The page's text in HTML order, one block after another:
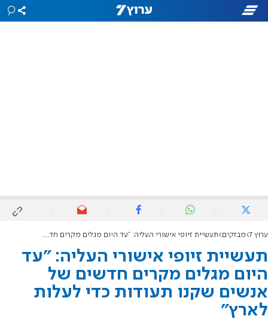
ערוץ 7 מבזקים תעשיית זיופי אישורי העליה: "עד היום מגלים מקרים חדשים של אנשים שקנו תעודות כדי לעלות לארץ"
תעשיית זיופי אישורי העליה: "עד
היום מגלים מקרים חדשים של
אנשים שקנו תעודות כדי לעלות
לארץ"